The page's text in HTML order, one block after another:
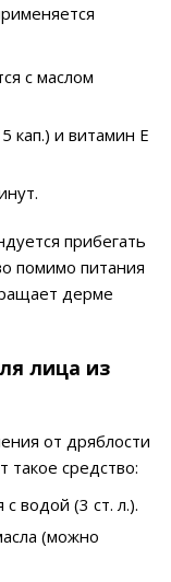
с маслом
кап.) и витамин Е
прибегать
помимо питания
дерме
лица из
от дряблости
такое средство:
водой (3 ст. л.).
(можно